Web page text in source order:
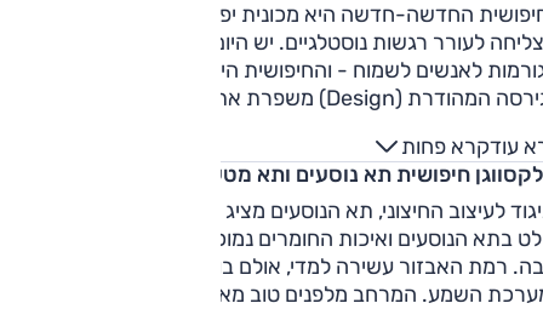
החדשה-חדשה היא מכונית יפה. היא מזוהה מיד
ומצליחה לעורר רגשות נוסטלגיים. יש היום מעט מכוניות חדשות
לאנשים לשמוח - והחיפושית היא בהחלט אחת מהן.
המהודרת (Design) משפרת את המראה החיצוני אף יותר.
עודקרא פחות
חיפושית תא נוסעים ותא מטען
בתא הנוסעים ואיכות החומרים נמוכה – אך איכות ההרכבה
רמת האבזור עשירה למדי, אולם בולט בהיעדרו חיבור
למערכת השמע. המרחב מלפנים טוב מאוד בכל המדדים. המרחב